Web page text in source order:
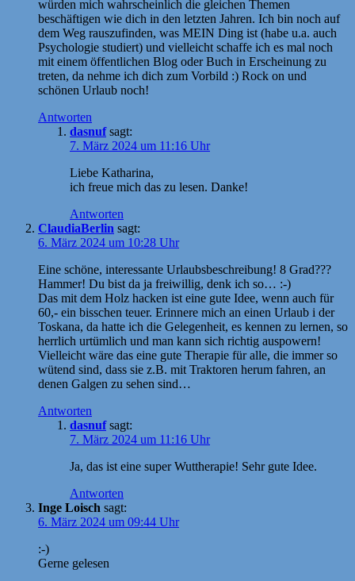
würden mich wahrscheinlich die gleichen Themen
beschäftigen wie dich in den letzten Jahren. Ich bin noch auf
dem Weg rauszufinden, was MEIN Ding ist (habe u.a. auch
Psychologie studiert) und vielleicht schaffe ich es mal noch
mit einem öffentlichen Blog oder Buch in Erscheinung zu
treten, da nehme ich dich zum Vorbild :) Rock on und
schönen Urlaub noch!
Antworten
dasnuf sagt:
7. März 2024 um 11:16 Uhr
Liebe Katharina,
ich freue mich das zu lesen. Danke!
Antworten
ClaudiaBerlin sagt:
6. März 2024 um 10:28 Uhr
Eine schöne, interessante Urlaubsbeschreibung! 8 Grad???
Hammer! Du bist da ja freiwillig, denk ich so… :-)
Das mit dem Holz hacken ist eine gute Idee, wenn auch für
60,- ein bisschen teuer. Erinnere mich an einen Urlaub i der
Toskana, da hatte ich die Gelegenheit, es kennen zu lernen, so
herrlich urtümlich und man kann sich richtig auspowern!
Vielleicht wäre das eine gute Therapie für alle, die immer so
wütend sind, dass sie z.B. mit Traktoren herum fahren, an
denen Galgen zu sehen sind…
Antworten
dasnuf sagt:
7. März 2024 um 11:16 Uhr
Ja, das ist eine super Wuttherapie! Sehr gute Idee.
Antworten
Inge Loisch sagt:
6. März 2024 um 09:44 Uhr
:-)
Gerne gelesen